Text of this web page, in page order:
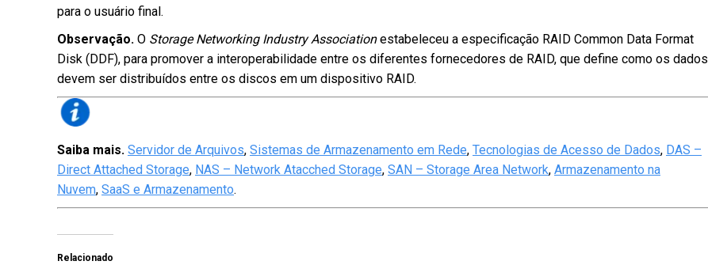
para o usuário final.
Observação. O Storage Networking Industry Associationestabeleceu a especificação RAID Common Data Format
Disk (DDF), para promover a interoperabilidade entre os diferentes fornecedores de RAID, que define como os dados
devem ser distribuídos entre os discos em um dispositivo RAID.
Saiba mais. Servidor de Arquivos, Sistemas de Armazenamento em Rede, Tecnologias de Acesso de Dados, DAS –
Direct Attached Storage, NAS – Network Atacched Storage, SAN – Storage Area Network, Armazenamento na
Nuvem, SaaS e Armazenamento.
Relacionado